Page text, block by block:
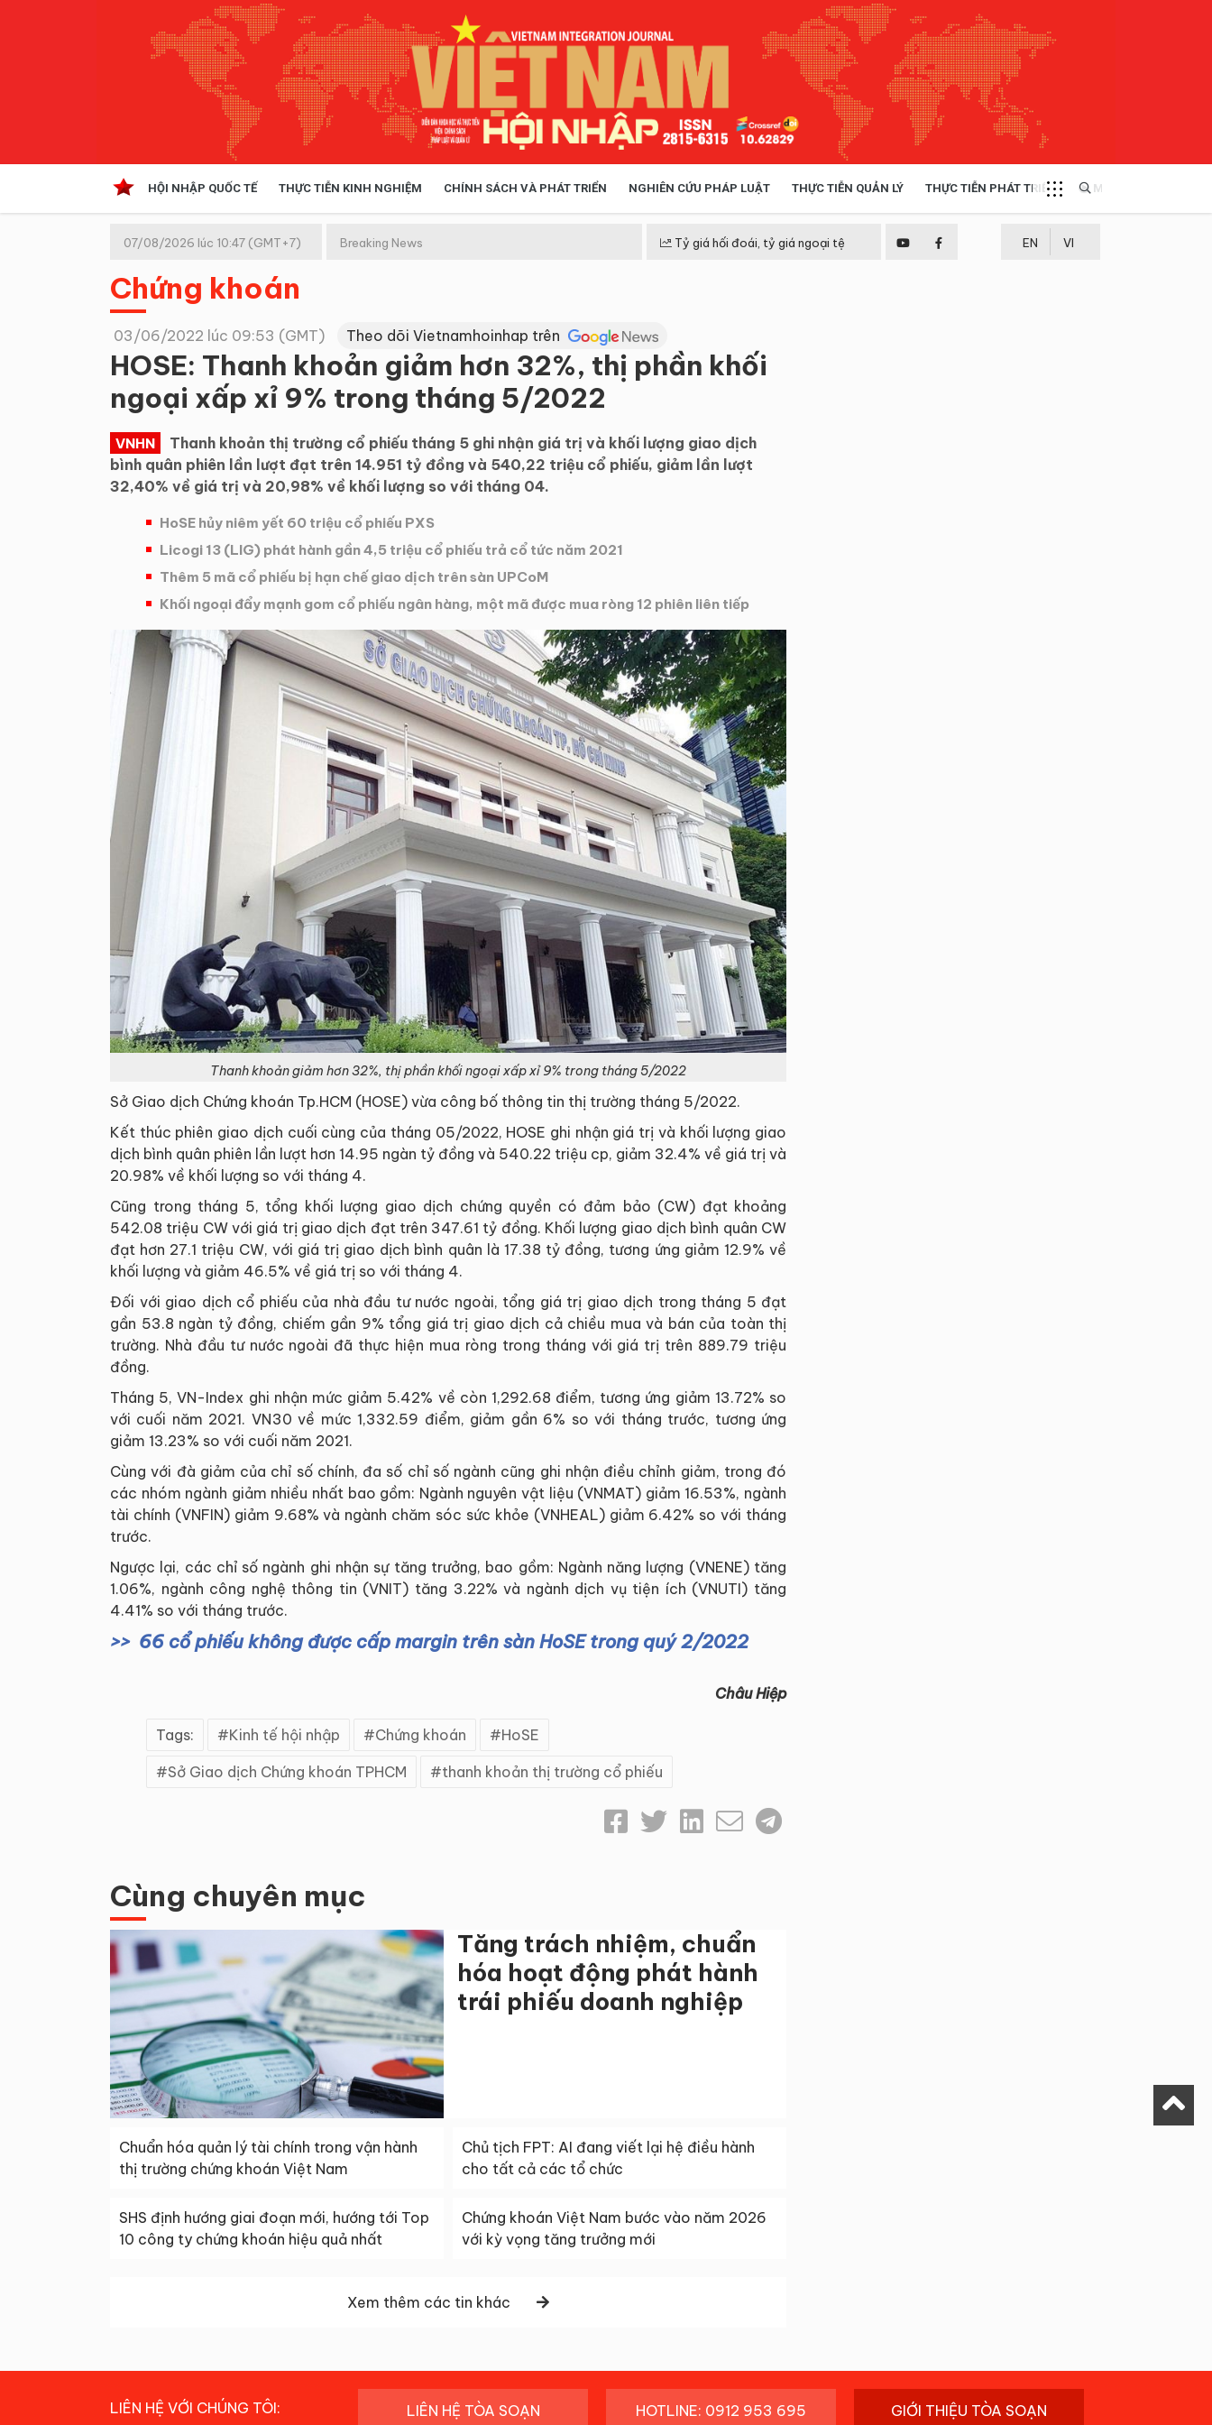
HỘI NHẬP QUỐC TẾ THỰC TIỄN KINH NGHIỆM CHÍNH SÁCH VÀ PHÁT TRIỂN NGHIÊN CỨU PHÁP LUẬT THỰC TIỄN QUẢN LÝ THỰC TIỄN PHÁT TRIỂN MULTIMEDIA
Kinh tế hội nhập
Doanh nghiệp
07/08/2026 lúc 10:47 (GMT+7) Breaking News Tỷ giá hối đoái, tỷ giá ngoại tệ EN VI
Chứng khoán
03/06/2022 lúc 09:53 (GMT) Theo dõi Vietnamhoinhap trên
HOSE: Thanh khoản giảm hơn 32%, thị phần khối
ngoại xấp xỉ 9% trong tháng 5/2022
VNHN
Thanh khoản thị trường cổ phiếu tháng 5 ghi nhận giá trị và khối lượng giao dịch
bình quân phiên lần lượt đạt trên 14.951 tỷ đồng và 540,22 triệu cổ phiếu, giảm lần lượt
32,40% về giá trị và 20,98% về khối lượng so với tháng 04.
HoSE hủy niêm yết 60 triệu cổ phiếu PXS
Licogi 13 (LIG) phát hành gần 4,5 triệu cổ phiếu trả cổ tức năm 2021
Thêm 5 mã cổ phiếu bị hạn chế giao dịch trên sàn UPCoM
Khối ngoại đẩy mạnh gom cổ phiếu ngân hàng, một mã được mua ròng 12 phiên liên tiếp
Thanh khoản giảm hơn 32%, thị phần khối ngoại xấp xỉ 9% trong tháng 5/2022
Sở Giao dịch Chứng khoán Tp.HCM (HOSE) vừa công bố thông tin thị trường tháng 5/2022.
Kết thúc phiên giao dịch cuối cùng của tháng 05/2022, HOSE ghi nhận giá trị và khối lượng giao
dịch bình quân phiên lần lượt hơn 14.95 ngàn tỷ đồng và 540.22 triệu cp, giảm 32.4% về giá trị và
20.98% về khối lượng so với tháng 4.
Cũng trong tháng 5, tổng khối lượng giao dịch chứng quyền có đảm bảo (CW) đạt khoảng
542.08 triệu CW với giá trị giao dịch đạt trên 347.61 tỷ đồng. Khối lượng giao dịch bình quân CW
đạt hơn 27.1 triệu CW, với giá trị giao dịch bình quân là 17.38 tỷ đồng, tương ứng giảm 12.9% về
khối lượng và giảm 46.5% về giá trị so với tháng 4.
Đối với giao dịch cổ phiếu của nhà đầu tư nước ngoài, tổng giá trị giao dịch trong tháng 5 đạt
gần 53.8 ngàn tỷ đồng, chiếm gần 9% tổng giá trị giao dịch cả chiều mua và bán của toàn thị
trường. Nhà đầu tư nước ngoài đã thực hiện mua ròng trong tháng với giá trị trên 889.79 triệu
đồng.
Tháng 5, VN-Index ghi nhận mức giảm 5.42% về còn 1,292.68 điểm, tương ứng giảm 13.72% so
với cuối năm 2021. VN30 về mức 1,332.59 điểm, giảm gần 6% so với tháng trước, tương ứng
giảm 13.23% so với cuối năm 2021.
Cùng với đà giảm của chỉ số chính, đa số chỉ số ngành cũng ghi nhận điều chỉnh giảm, trong đó
các nhóm ngành giảm nhiều nhất bao gồm: Ngành nguyên vật liệu (VNMAT) giảm 16.53%, ngành
tài chính (VNFIN) giảm 9.68% và ngành chăm sóc sức khỏe (VNHEAL) giảm 6.42% so với tháng
trước.
Ngược lại, các chỉ số ngành ghi nhận sự tăng trưởng, bao gồm: Ngành năng lượng (VNENE) tăng
1.06%, ngành công nghệ thông tin (VNIT) tăng 3.22% và ngành dịch vụ tiện ích (VNUTI) tăng
4.41% so với tháng trước.
66 cổ phiếu không được cấp margin trên sàn HoSE trong quý 2/2022
Châu Hiệp
Tags: Kinh tế hội nhập Chứng khoán HoSE
Sở Giao dịch Chứng khoán TPHCM thanh khoản thị trường cổ phiếu
Cùng chuyên mục
Tăng trách nhiệm, chuẩn
hóa hoạt động phát hành
trái phiếu doanh nghiệp
Chuẩn hóa quản lý tài chính trong vận hành
thị trường chứng khoán Việt Nam
Chủ tịch FPT: AI đang viết lại hệ điều hành
cho tất cả các tổ chức
SHS định hướng giai đoạn mới, hướng tới Top
10 công ty chứng khoán hiệu quả nhất
Chứng khoán Việt Nam bước vào năm 2026
với kỳ vọng tăng trưởng mới
Xem thêm các tin khác
LIÊN HỆ VỚI CHÚNG TÔI: LIÊN HỆ TÒA SOẠN HOTLINE: 0912 953 695 GIỚI THIỆU TÒA SOẠN